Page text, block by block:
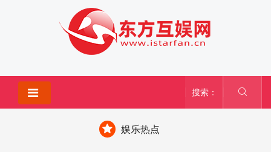
搜索：
娱乐热点